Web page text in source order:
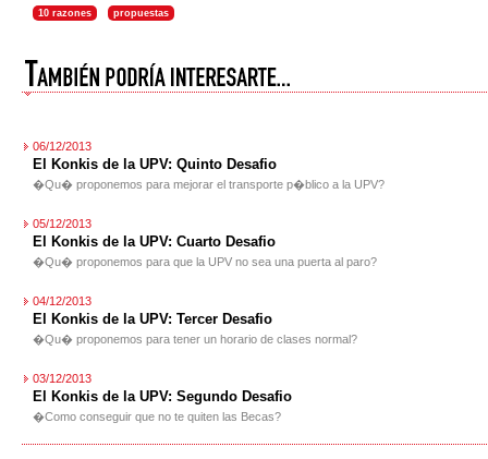
10 razones propuestas
06/12/2013
El Konkis de la UPV: Quinto Desafio
�Qu� proponemos para mejorar el transporte p�blico a la UPV?
05/12/2013
El Konkis de la UPV: Cuarto Desafio
�Qu� proponemos para que la UPV no sea una puerta al paro?
04/12/2013
El Konkis de la UPV: Tercer Desafio
�Qu� proponemos para tener un horario de clases normal?
03/12/2013
El Konkis de la UPV: Segundo Desafio
�Como conseguir que no te quiten las Becas?